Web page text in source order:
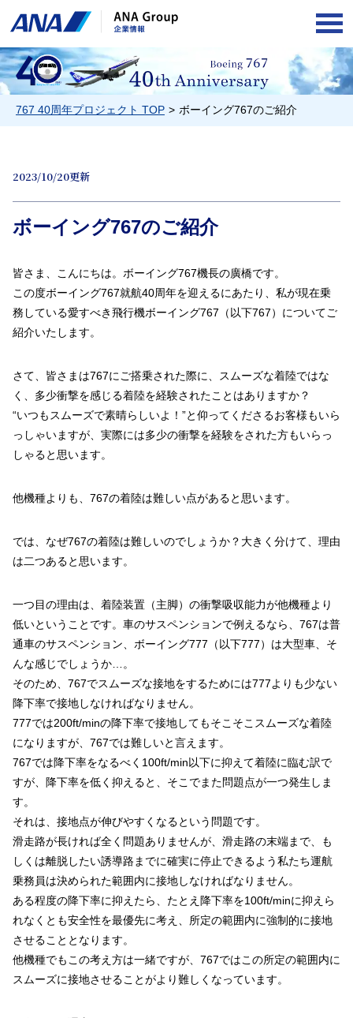
767 40周年プロジェクト TOP ボーイング767のご紹介
2023/10/20更新
ボーイング767のご紹介
皆さま、こんにちは。ボーイング767機長の廣橋です。
この度ボーイング767就航40周年を迎えるにあたり、私が現在乗
務している愛すべき飛行機ボーイング767（以下767）についてご
紹介いたします。
さて、皆さまは767にご搭乗された際に、スムーズな着陸ではな
く、多少衝撃を感じる着陸を経験されたことはありますか？
“いつもスムーズで素晴らしいよ！”と仰ってくださるお客様もいら
っしゃいますが、実際には多少の衝撃を経験をされた方もいらっ
しゃると思います。
他機種よりも、767の着陸は難しい点があると思います。
では、なぜ767の着陸は難しいのでしょうか？大きく分けて、理由
は二つあると思います。
一つ目の理由は、着陸装置（主脚）の衝撃吸収能力が他機種より
低いということです。車のサスペンションで例えるなら、767は普
通車のサスペンション、ボーイング777（以下777）は大型車、そ
んな感じでしょうか…。
そのため、767でスムーズな接地をするためには777よりも少ない
降下率で接地しなければなりません。
777では200ft/minの降下率で接地してもそこそこスムーズな着陸
になりますが、767では難しいと言えます。
767では降下率をなるべく100ft/min以下に抑えて着陸に臨む訳で
すが、降下率を低く抑えると、そこでまた問題点が一つ発生しま
す。
それは、接地点が伸びやすくなるという問題です。
滑走路が長ければ全く問題ありませんが、滑走路の末端まで、も
しくは離脱したい誘導路までに確実に停止できるよう私たち運航
乗務員は決められた範囲内に接地しなければなりません。
ある程度の降下率に抑えたら、たとえ降下率を100ft/minに抑えら
れなくとも安全性を最優先に考え、所定の範囲内に強制的に接地
させることとなります。
他機種でもこの考え方は一緒ですが、767ではこの所定の範囲内に
スムーズに接地させることがより難しくなっています。